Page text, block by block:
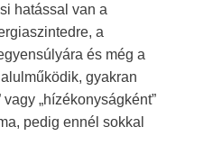
hatással van a
a
és még a
gyakran
vagy „hízékonyságként”
pedig ennél sokkal